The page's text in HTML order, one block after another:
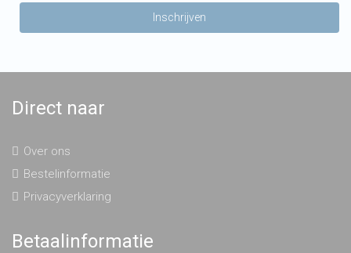
Direct naar
Over ons
Bestelinformatie
Privacyverklaring
Betaalinformatie